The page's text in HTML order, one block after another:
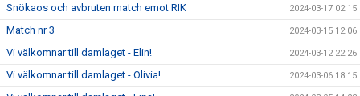
Snökaos och avbruten match emot RIK 2024-03-17 02:15
Match nr 3 2024-03-15 12:06
Vi välkomnar till damlaget - Elin! 2024-03-12 22:26
Vi välkomnar till damlaget - Olivia! 2024-03-06 18:15